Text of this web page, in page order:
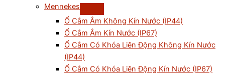
Mennekes
Ổ Cắm Âm Không Kín Nước (IP44)
Ổ Cắm Âm Kín Nước (IP67)
Ổ Cắm Có Khóa Liên Động Không Kín Nước
(IP44)
Ổ Cắm Có Khóa Liên Động Kín Nước (IP67)